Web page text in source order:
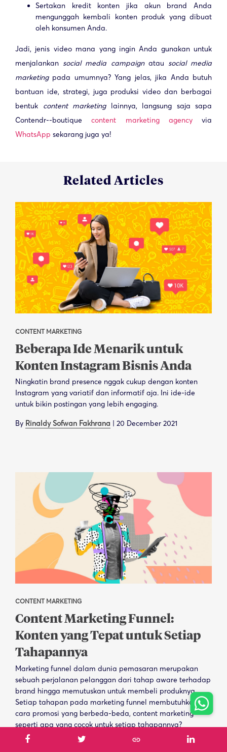
Sertakan kredit konten jika akun brand Anda
mengunggah kembali konten produk yang dibuat
oleh konsumen Anda.
Jadi, jenis video mana yang ingin Anda gunakan untuk
menjalankan social media campaignatau social media
marketingpada umumnya? Yang jelas, jika Anda butuh
bantuan ide, strategi, juga produksi video dan berbagai
bentuk content marketinglainnya, langsung saja sapa
Contendr--boutiquecontent marketing agencyvia
WhatsApp sekarang juga ya!
Related Articles
CONTENT MARKETING
Beberapa Ide Menarik untuk
Konten Instagram Bisnis Anda
Ningkatin brand presence nggak cukup dengan konten
Instagram yang variatif dan informatif aja. Ini ide-ide
untuk bikin postingan yang lebih engaging.
By Rinaldy Sofwan Fakhrana | 20 December 2021
CONTENT MARKETING
Content Marketing Funnel:
Konten yang Tepat untuk Setiap
Tahapannya
Marketing funnel dalam dunia pemasaran merupakan
sebuah perjalanan pelanggan dari tahap aware terhadap
brand hingga memutuskan untuk membeli produknya.
Setiap tahapan pada marketing funnel membutuhkan
cara promosi yang berbeda-beda, content marketing
seperti apa yang cocok untuk setiap tahapannya?
Rinaldy Sofwan Fakhrana 28 September 2021
link